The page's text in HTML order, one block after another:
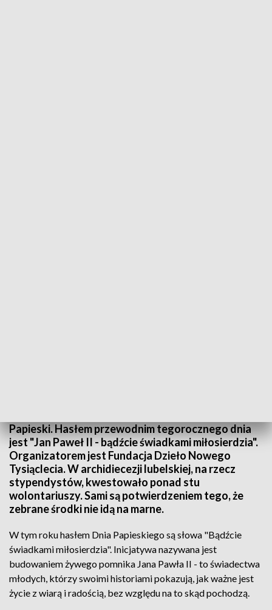
Papieski. Hasłem przewodnim tegorocznego dnia
jest "Jan Paweł II - bądźcie świadkami miłosierdzia".
Organizatorem jest Fundacja Dzieło Nowego
Tysiąclecia. W archidiecezji lubelskiej, na rzecz
stypendystów, kwestowało ponad stu
wolontariuszy. Sami są potwierdzeniem tego, że
zebrane środki nie idą na marne.
W tym roku hasłem Dnia Papieskiego są słowa "Bądźcie
świadkami miłosierdzia". Inicjatywa nazywana jest
budowaniem żywego pomnika Jana Pawła II - to świadectwa
młodych, którzy swoimi historiami pokazują, jak ważne jest
życie z wiarą i radością, bez względu na to skąd pochodzą.